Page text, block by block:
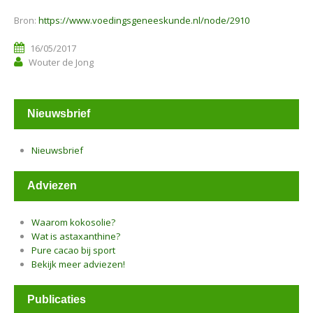
Bron: https://www.voedingsgeneeskunde.nl/node/2910
16/05/2017
Wouter de Jong
Nieuwsbrief
Nieuwsbrief
Adviezen
Waarom kokosolie?
Wat is astaxanthine?
Pure cacao bij sport
Bekijk meer adviezen!
Publicaties